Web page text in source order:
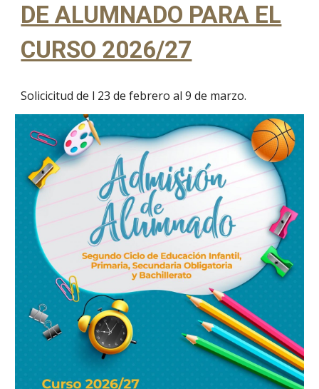
DE ALUMNADO PARA EL
CURSO 2026/27
Solicicitud de l 23 de febrero al 9 de marzo.